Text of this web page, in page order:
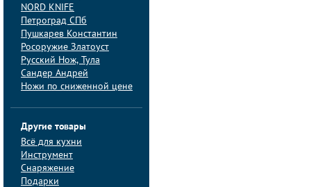
NORD KNIFE
Петроград СПб
Пушкарев Константин
Росоружие Златоуст
Русский Нож, Тула
Сандер Андрей
Ножи по сниженной цене
Другие товары
Всё для кухни
Инструмент
Снаряжение
Подарки